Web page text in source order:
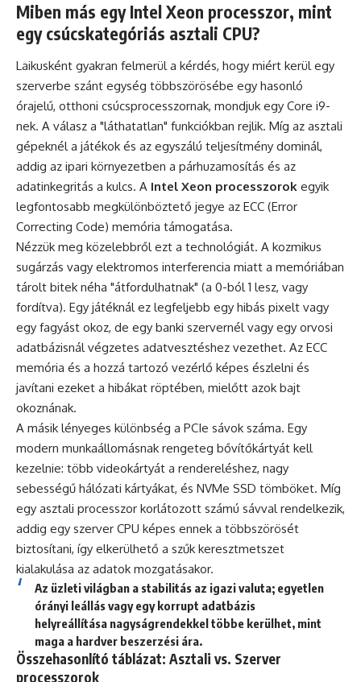
Miben más egy Intel Xeon processzor, mint
egy csúcskategóriás asztali CPU?
Laikusként gyakran felmerül a kérdés, hogy miért kerül egy
szerverbe szánt egység többszörösébe egy hasonló
órajelű, otthoni csúcsprocesszornak, mondjuk egy Core i9-
nek. A válasz a "láthatatlan" funkciókban rejlik. Míg az asztali
gépeknél a játékok és az egyszálú teljesítmény dominál,
addig az ipari környezetben a párhuzamosítás és az
adatinkegritás a kulcs. A Intel Xeon processzorok egyik
legfontosabb megkülönböztető jegye az ECC (Error
Correcting Code) memória támogatása.
Nézzük meg közelebbről ezt a technológiát. A kozmikus
sugárzás vagy elektromos interferencia miatt a memóriában
tárolt bitek néha "átfordulhatnak" (a 0-ból 1 lesz, vagy
fordítva). Egy játéknál ez legfeljebb egy hibás pixelt vagy
egy fagyást okoz, de egy banki szervernél vagy egy orvosi
adatbázisnál végzetes adatvesztéshez vezethet. Az ECC
memória és a hozzá tartozó vezérlő képes észlelni és
javítani ezeket a hibákat röptében, mielőtt azok bajt
okoznának.
A másik lényeges különbség a PCIe sávok száma. Egy
modern munkaállomásnak rengeteg bővítőkártyát kell
kezelnie: több videokártyát a rendereléshez, nagy
sebességű hálózati kártyákat, és NVMe SSD tömböket. Míg
egy asztali processzor korlátozott számú sávval rendelkezik,
addig egy szerver CPU képes ennek a többszörösét
biztosítani, így elkerülhető a szűk keresztmetszet
kialakulása az adatok mozgatásakor.
Az üzleti világban a stabilitás az igazi valuta; egyetlen
órányi leállás vagy egy korrupt adatbázis
helyreállítása nagyságrendekkel többe kerülhet, mint
maga a hardver beszerzési ára.
Összehasonlító táblázat: Asztali vs. Szerver
processzorok